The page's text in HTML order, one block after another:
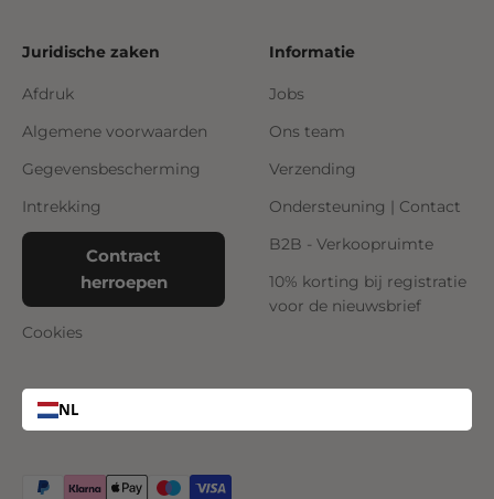
Juridische zaken
Afdruk
Algemene voorwaarden
Gegevensbescherming
Intrekking
Contract
herroepen
Cookies
Informatie
Jobs
Ons team
Verzending
Ondersteuning | Contact
B2B - Verkoopruimte
10% korting bij registratie
voor de nieuwsbrief
NL